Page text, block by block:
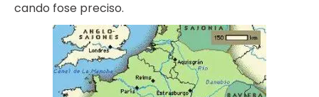
cando fose preciso.